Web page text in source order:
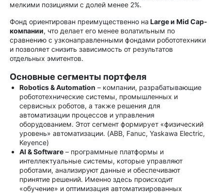
мелкими позициями с долей менее 2%.
Фонд ориентирован преимущественно на Large и Mid Cap-
компании, что делает его менее волатильным по
сравнению с узконаправленными фондами робототехники
и позволяет снизить зависимость от результатов
отдельных эмитентов.
Основные сегменты портфеля
Robotics & Automation – компании, разрабатывающие
робототехнические системы, промышленных и
сервисных роботов, а также решения для
автоматизации процессов и управления
оборудованием. Этот сегмент формирует «физический
уровень» автоматизации. (ABB, Fanuc, Yaskawa Electric,
Keyence)
AI & Software – программные платформы и
интеллектуальные системы, которые управляют
роботами, анализируют данные и обеспечивают
принятие решений. Именно здесь происходит
«обучение» и оптимизация автоматизированных